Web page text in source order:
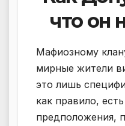
что он
Мафиозному
мирные жители
это лишь
как правило,
предположения,